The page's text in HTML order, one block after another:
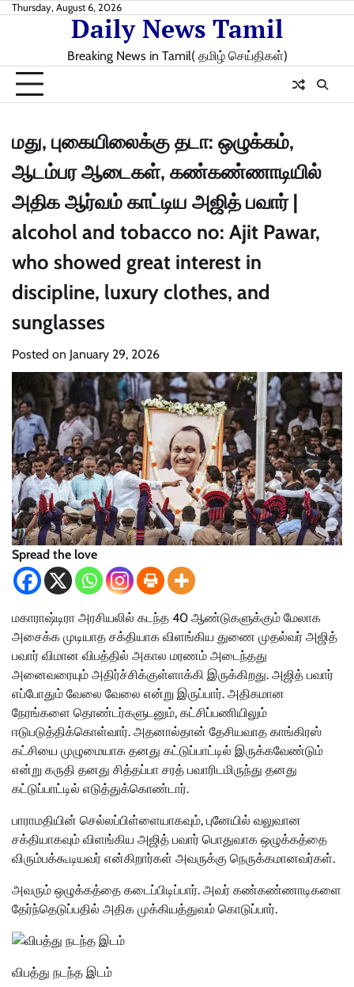
SkipThursday, August 6, 2026
Daily News Tamil
Breaking News in Tamil( தமிழ் செய்திகள்)
மது, புகையிலைக்கு தடா: ஒழுக்கம்,
ஆடம்பர ஆடைகள், கண்கண்ணாடியில்
அதிக ஆர்வம் காட்டிய அஜித் பவார் |
alcohol and tobacco no: Ajit Pawar,
who showed great interest in
discipline, luxury clothes, and
sunglasses
Posted on January 29, 2026
Spread the love
மகாராஷ்டிரா அரசியலில் கடந்த 40 ஆண்டுகளுக்கும் மேலாக
அசைக்க முடியாத சக்தியாக விளங்கிய துணை முதல்வர் அஜித்
பவார் விமான விபத்தில் அகால மரணம் அடைந்தது
அனைவரையும் அதிர்ச்சிக்குள்ளாக்கி இருக்கிறது. அஜித் பவார்
எப்போதும் வேலை வேலை என்று இருப்பார். அதிகமான
நேரங்களை தொண்டர்களுடனும், கட்சிப்பணியிலும்
ஈடுபடுத்திக்கொள்வார். அதனால்தான் தேசியவாத காங்கிரஸ்
கட்சியை முழுமையாக தனது கட்டுப்பாட்டில் இருக்கவேண்டும்
என்று கருதி தனது சித்தப்பா சரத் பவாரிடமிருந்து தனது
கட்டுப்பாட்டில் எடுத்துக்கொண்டார்.
பாராமதியின் செல்லப்பிள்ளையாகவும், புனேயில் வலுவான
சக்தியாகவும் விளங்கிய அஜித் பவார் பொதுவாக ஒழுக்கத்தை
விரும்பக்கூடியவர் என்கிறார்கள் அவருக்கு நெருக்கமானவர்கள்.
அவரும் ஒழுக்கத்தை கடைப்பிடிப்பார். அவர் கண்கண்ணாடிகளை
தேர்ந்தெடுப்பதில் அதிக முக்கியத்துவம் கொடுப்பார்.
விபத்து நடந்த இடம்